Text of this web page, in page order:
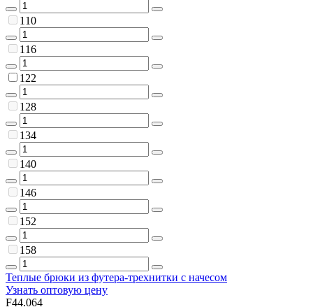
110
116
122
128
134
140
146
152
158
Теплые брюки из футера-трехнитки с начесом
Узнать оптовую цену
F44.064